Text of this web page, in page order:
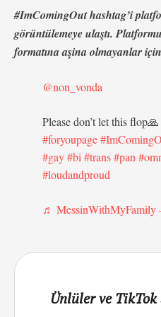
#ImComingOut hashtag’i
görüntülemeye ulaştı.
formatına aşina olmayanlar
@non_vonda
Please don’t let this flop🙏
#foryoupage
#gay#bi #trans#pan
#loudandproud
♬
Ünlüler ve